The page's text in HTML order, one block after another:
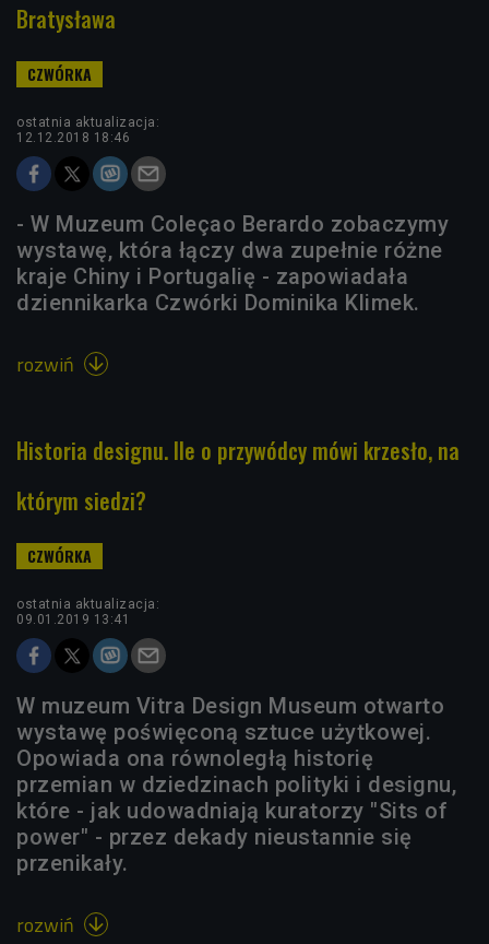
Bratysława
ostatnia aktualizacja:
12.12.2018 18:46
- W Muzeum Coleçao Berardo zobaczymy
wystawę, która łączy dwa zupełnie różne
kraje Chiny i Portugalię - zapowiadała
dziennikarka Czwórki Dominika Klimek.
rozwiń 
Historia designu. Ile o przywódcy mówi krzesło, na
którym siedzi?
ostatnia aktualizacja:
09.01.2019 13:41
W muzeum Vitra Design Museum otwarto
wystawę poświęconą sztuce użytkowej.
Opowiada ona równoległą historię
przemian w dziedzinach polityki i designu,
które - jak udowadniają kuratorzy "Sits of
power" - przez dekady nieustannie się
przenikały.
rozwiń 